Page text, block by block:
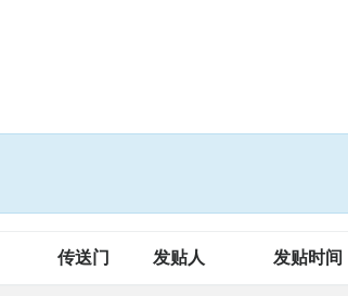
传送门 发贴人 发贴时间